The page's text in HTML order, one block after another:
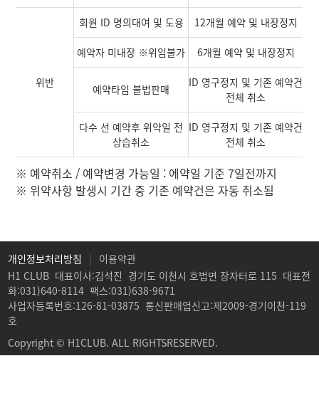
위반
회원 ID 명의대여 및 도용 12개월 예약 및 내장정지
예약자 미내장 ※위임불가 6개월 예약 및 내장정지
예약타임 불법판매
ID 영구정지 및 기존 예약건
전체 취소
다수 선 예약후 위약일 전
상습취소
ID 영구정지 및 기존 예약건
전체 취소
※ 예약취소 / 예약변경 가능일 : 에약일 기준 7일전까지
※ 위약사항 발생시 기간 중 기존 예약건은 자동 취소됨
H1 CLUB 대표이사:김석진 경기도 이천시 호법면 장자터로 115 대표전
화:031)640-8114 팩스:031)638-9671
사업자등록번호:126-81-03875 통신판매업신고:제2009-경기이천-119
호
Copyright © H1CLUB. ALL RIGHTSRESERVED.
개인정보처리방침 | 이용약관